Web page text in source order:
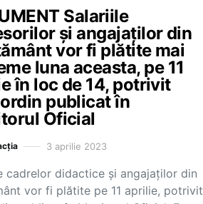
Salariile
și angajaților din
vor fi plătite mai
luna aceasta, pe 11
în loc de 14, potrivit
publicat în
Oficial
3 aprilie 2023
cadrelor didactice și angajaților din
vor fi plătite pe 11 aprilie, potrivit